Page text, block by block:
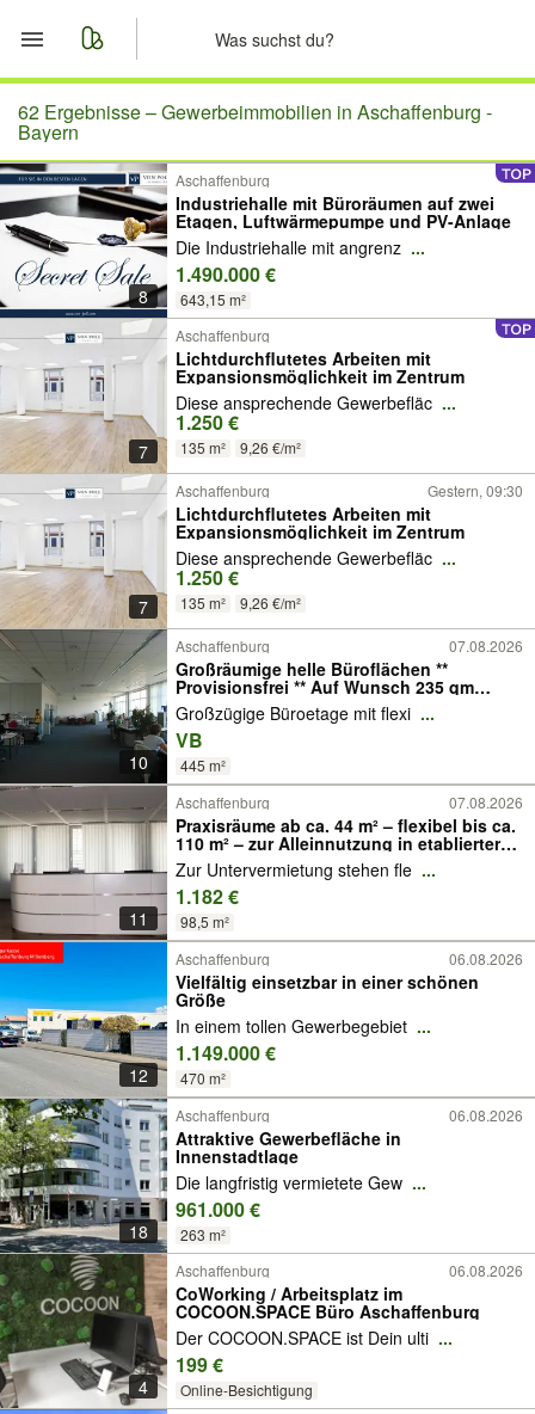
Start
Merkliste
Nachrichten
Anzeige aufgeben
62 Ergebnisse –Gewerbeimmobilien in Aschaffenburg -
Bayern
8
Aschaffenburg
Industriehalle mit Büroräumen auf zwei
Etagen, Luftwärmepumpe und PV-Anlage
Die Industriehalle mit angrenz ...
1.490.000 €
643,15 m²
7
Aschaffenburg
Lichtdurchflutetes Arbeiten mit
Expansionsmöglichkeit im Zentrum
Diese ansprechende Gewerbefläc ...
1.250 €
135 m² 9,26 €/m²
7
Aschaffenburg Gestern, 09:30
Lichtdurchflutetes Arbeiten mit
Expansionsmöglichkeit im Zentrum
Diese ansprechende Gewerbefläc ...
1.250 €
135 m² 9,26 €/m²
10
Aschaffenburg 07.08.2026
Großräumige helle Büroflächen **
Provisionsfrei ** Auf Wunsch 235 qm
Lager
Großzügige Büroetage mit flexi ...
VB
445 m²
11
Aschaffenburg 07.08.2026
Praxisräume ab ca. 44 m² – flexibel bis ca.
110 m² – zur Alleinnutzung in etablierter
Facharztpraxis
Zur Untervermietung stehen fle ...
1.182 €
98,5 m²
12
Aschaffenburg 06.08.2026
Vielfältig einsetzbar in einer schönen
Größe
In einem tollen Gewerbegebiet ...
1.149.000 €
470 m²
18
Aschaffenburg 06.08.2026
Attraktive Gewerbefläche in
Innenstadtlage
Die langfristig vermietete Gew ...
961.000 €
263 m²
4
Aschaffenburg 06.08.2026
CoWorking / Arbeitsplatz im
COCOON.SPACE Büro Aschaffenburg
Der COCOON.SPACE ist Dein ulti ...
199 €
Online-Besichtigung